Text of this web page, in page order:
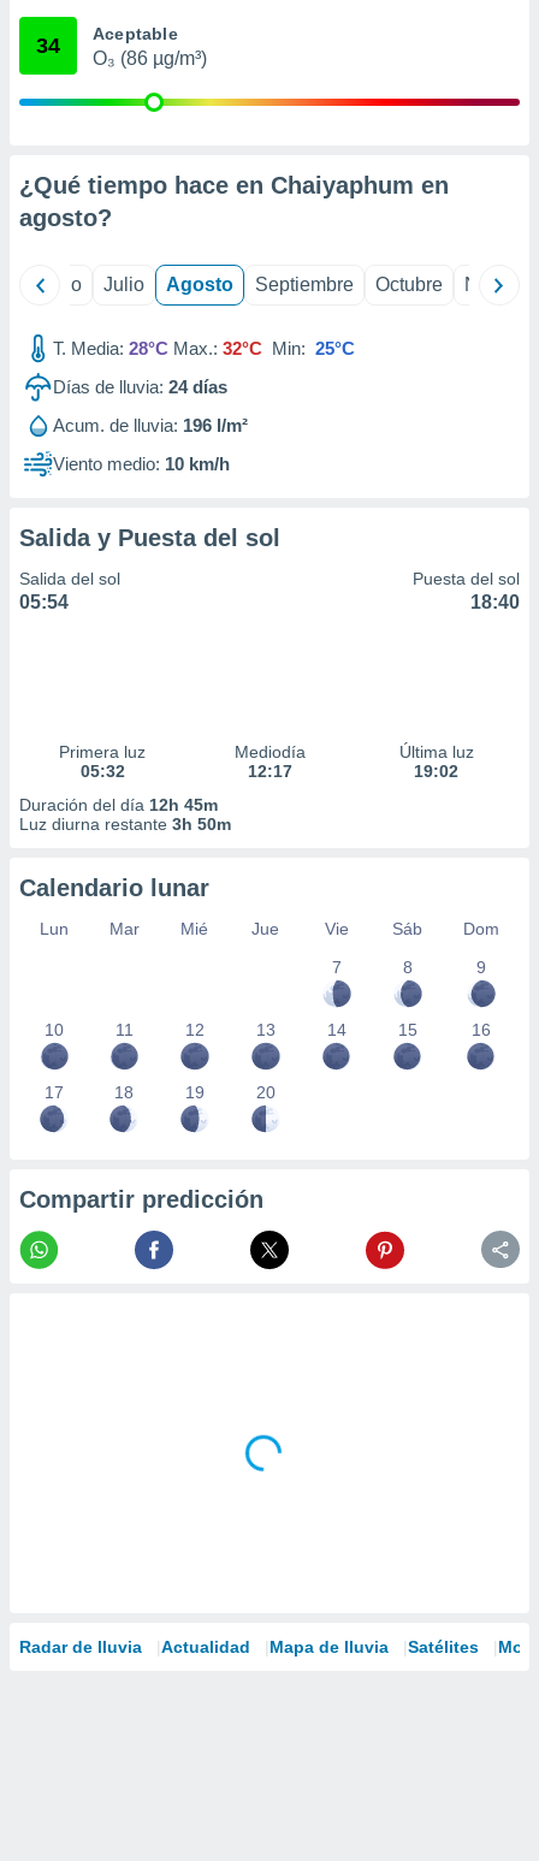
mediante
publicidad
1199
34 Aceptable
O₃ (86 µg/m³)
¿Qué tiempo hace en Chaiyaphum en
agosto?
Junio Julio Agosto Septiembre Octubre
T. Media: 28°C Max.: 32°C Min: 25°C
Días de lluvia: 24días
Acum. de lluvia: 196 l/m²
Viento medio: 10 km/h
Salida y Puesta del sol
Salida del sol
05:54
Puesta del sol
18:40
Primera luz
05:32
Mediodía
12:17
Última luz
19:02
Duración del día 12h 45m
Luz diurna restante 3h 50m
Calendario lunar
Lun Mar Mié Jue Vie Sáb
Dom
7
8 9
10 11 12 13 14 15 16
17 18 19 20
Compartir predicción
Radar de lluvia Actualidad Mapa de lluvia Satélites